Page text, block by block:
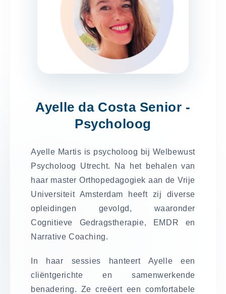
Ayelle da Costa Senior -
Psycholoog
Ayelle Martis is psycholoog bij Welbewust
Psycholoog Utrecht. Na het behalen van
haar master Orthopedagogiek aan de Vrije
Universiteit Amsterdam heeft zij diverse
opleidingen gevolgd, waaronder
Cognitieve Gedragstherapie, EMDR en
Narrative Coaching.
In haar sessies hanteert Ayelle een
cliëntgerichte en samenwerkende
benadering. Ze creëert een comfortabele